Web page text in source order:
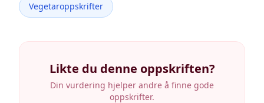
Vegetaroppskrifter
Likte du denne oppskriften?
Din vurdering hjelper andre å finne gode
oppskrifter.